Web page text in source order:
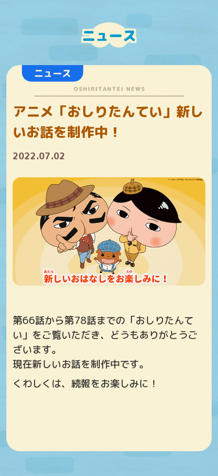
ニュース
ニュース
アニメ「おしりたんてい」新し
いお話を制作中！
2022.07.02
第66話から第78話までの「おしりたんて
い」をご覧いただき、どうもありがとうご
ざいます。
現在新しいお話を制作中です。
くわしくは、続報をお楽しみに！